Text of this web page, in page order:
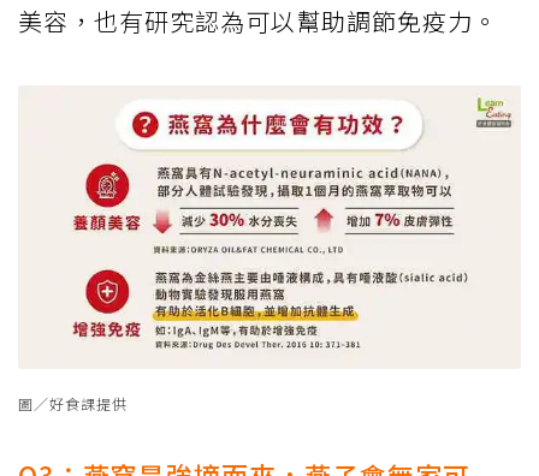
美容，也有研究認為可以幫助調節免疫力。
圖／好食課提供